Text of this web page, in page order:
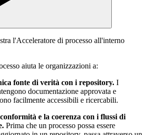
l'Acceleratore di processo all'interno
aiuta le organizzazioni a:
fonte di verità con i repository. I
documentazione approvata e
facilmente accessibili e ricercabili.
e la coerenza con i flussi di
Prima che un processo possa essere